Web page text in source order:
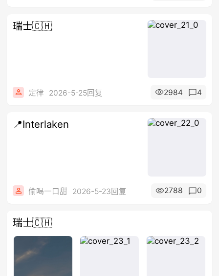
瑞士🇨🇭
定律 2026-5-25回复 2984 4
📍Interlaken
偷喝一口甜 2026-5-23回复 2788 0
瑞士🇨🇭